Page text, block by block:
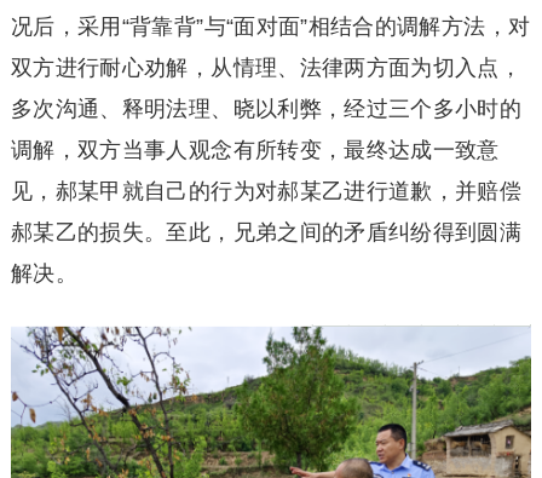
况后，采用“背靠背”与“面对面”相结合的调解方法，对
双方进行耐心劝解，从情理、法律两方面为切入点，
多次沟通、释明法理、晓以利弊，经过三个多小时的
调解，双方当事人观念有所转变，最终达成一致意
见，郝某甲就自己的行为对郝某乙进行道歉，并赔偿
郝某乙的损失。至此，兄弟之间的矛盾纠纷得到圆满
解决。